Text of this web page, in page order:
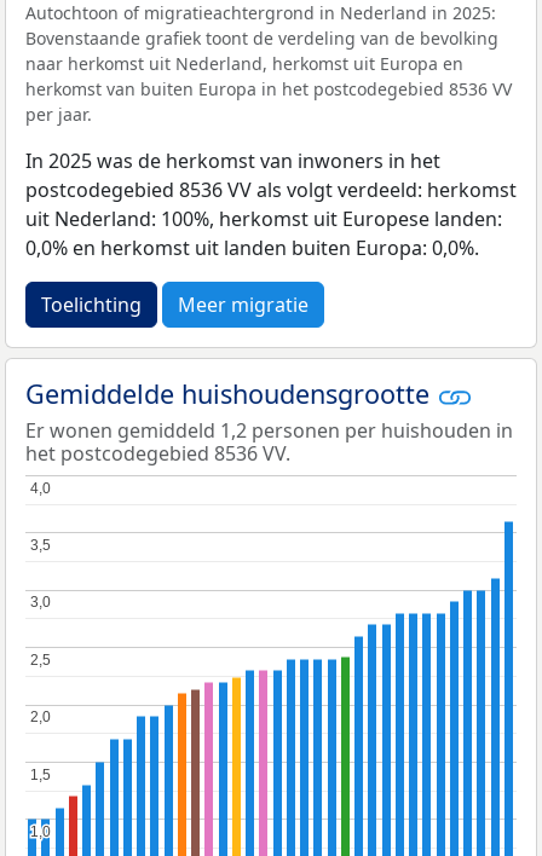
Autochtoon of migratieachtergrond in Nederland in 2025:
Bovenstaande grafiek toont de verdeling van de bevolking
naar herkomst uit Nederland, herkomst uit Europa en
herkomst van buiten Europa in het postcodegebied 8536 VV
per jaar.
In 2025 was de herkomst van inwoners in het
postcodegebied 8536 VV als volgt verdeeld: herkomst
uit Nederland: 100%, herkomst uit Europese landen:
0,0% en herkomst uit landen buiten Europa: 0,0%.
Toelichting Meer migratie
Gemiddelde huishoudensgrootte
Er wonen gemiddeld 1,2 personen per huishouden in
het postcodegebied 8536 VV.
1,0
1,0
1,5
1,5
2,0
2,0
2,5
2,5
3,0
3,0
3,5
3,5
4,0
4,0